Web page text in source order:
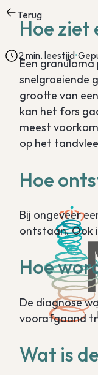
Terug
2 min. leestijd
Hoe ziet
Een
snelgroeiende
grootte van
kan het fors
meest
op het
Hoe
Bij ongeveer
ontstaan. Ook
Hoe
De diagnose
voorafgaand
Wat is